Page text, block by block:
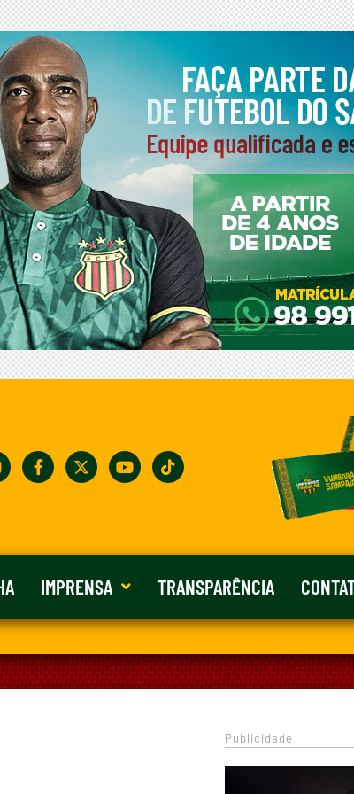
IMPRENSA TRANSPARÊNCIA
Publicidade